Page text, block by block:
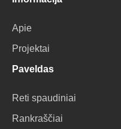
Apie
Projektai
Paveldas
Reti spaudiniai
Rankraščiai